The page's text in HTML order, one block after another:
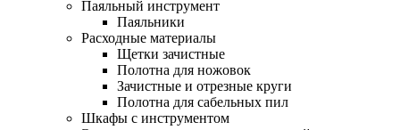
Паяльный инструмент
Паяльники
Расходные материалы
Щетки зачистные
Полотна для ножовок
Зачистные и отрезные круги
Полотна для сабельных пил
Шкафы с инструментом